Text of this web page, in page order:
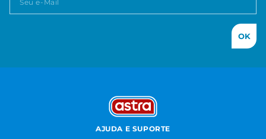
OK
AJUDA E SUPORTE